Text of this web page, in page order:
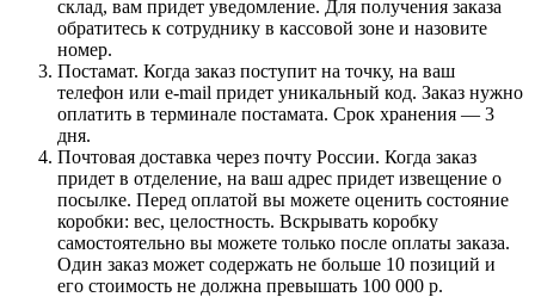
склад, вам придет уведомление. Для получения заказа
обратитесь к сотруднику в кассовой зоне и назовите
номер.
Постамат. Когда заказ поступит на точку, на ваш
телефон или e-mail придет уникальный код. Заказ нужно
оплатить в терминале постамата. Срок хранения — 3
дня.
Почтовая доставка через почту России. Когда заказ
придет в отделение, на ваш адрес придет извещение о
посылке. Перед оплатой вы можете оценить состояние
коробки: вес, целостность. Вскрывать коробку
самостоятельно вы можете только после оплаты заказа.
Один заказ может содержать не больше 10 позиций и
его стоимость не должна превышать 100 000 р.